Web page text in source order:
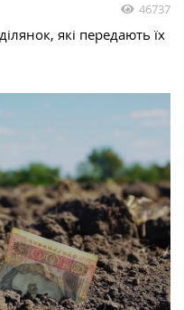
46737
які передають їх